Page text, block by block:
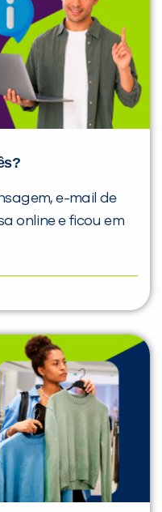
e-mail de
online e ficou em